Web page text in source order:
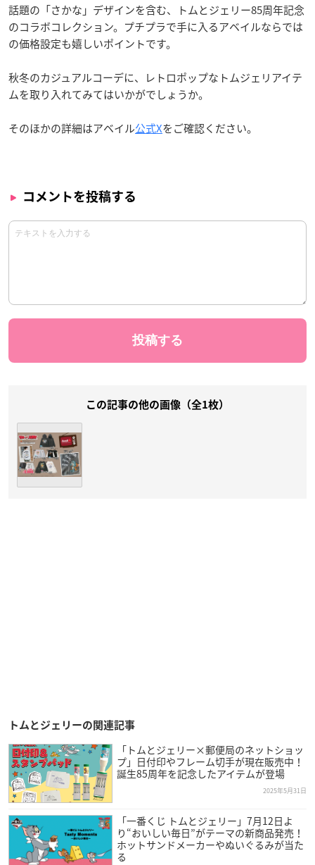
話題の「さかな」デザインを含む、トムとジェリー85周年記念
のコラボコレクション。プチプラで手に入るアベイルならでは
の価格設定も嬉しいポイントです。
秋冬のカジュアルコーデに、レトロポップなトムジェリアイテ
ムを取り入れてみてはいかがでしょうか。
そのほかの詳細はアベイル公式Xをご確認ください。
コメントを投稿する
この記事の他の画像（全1枚）
トムとジェリーの関連記事
「トムとジェリー×郵便局のネットショッ
プ」日付印やフレーム切手が現在販売中！
誕生85周年を記念したアイテムが登場
2025年5月31日
「一番くじ トムとジェリー」7月12日よ
り“おいしい毎日”がテーマの新商品発売！
ホットサンドメーカーやぬいぐるみが当た
る